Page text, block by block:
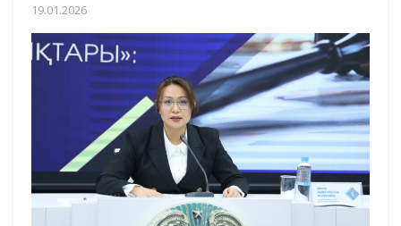
19.01.2026